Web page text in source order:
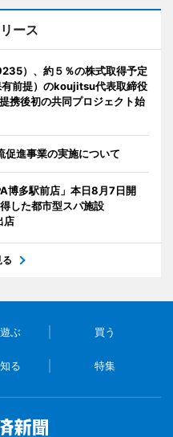
ース
）、約５％の株式取得予定
有前提）のkoujitsu代表取締役
携後初の共同プロジェクト始
促進事業の実施について
博多駅前店」本日8月7日開
した都市型スパ施設
店
る
ぶ 買う
る 特集